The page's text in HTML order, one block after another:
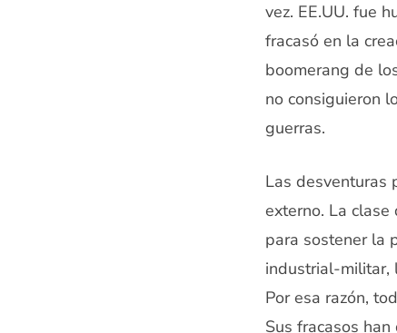
vez. EE.UU. fue
fracasó en la
boomerang de
no consiguieron
guerras.
Las desventuras
externo. La
para sostener la
industrial-militar,
Por esa razón,
Sus fracasos